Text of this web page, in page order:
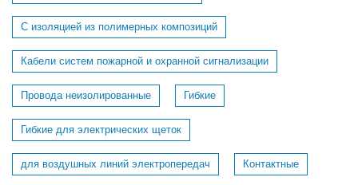
С изоляцией из полимерных композиций
Кабели систем пожарной и охранной сигнализации
Провода неизолированные Гибкие
Гибкие для электрических щеток
для воздушных линий электропередач Контактные